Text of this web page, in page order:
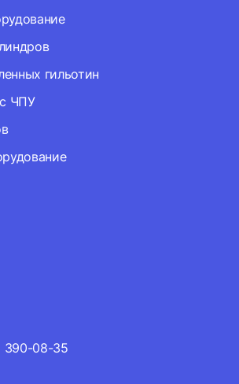
гильотин
ЧПУ
390-08-35